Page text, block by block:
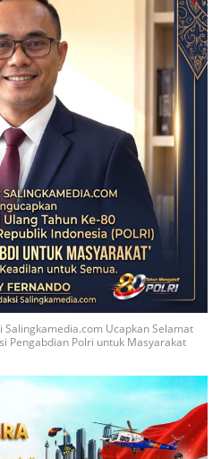
Salingkamedia.com Ucapkan Selamat
Pengabdian Polri untuk Masyarakat